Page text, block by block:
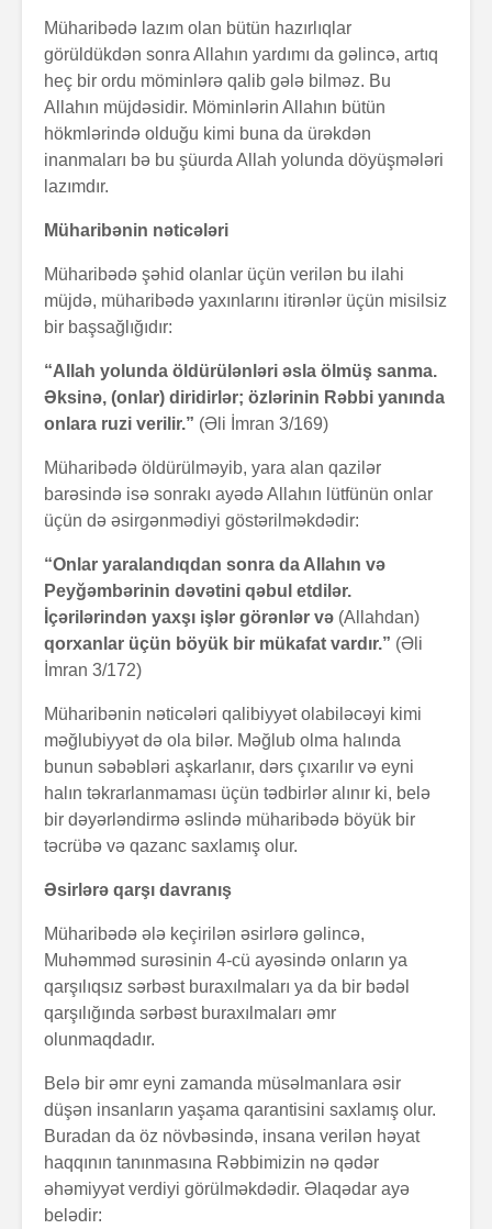
Müharibədə lazım olan bütün hazırlıqlar
görüldükdən sonra Allahın yardımı da gəlincə, artıq
heç bir ordu möminlərə qalib gələ bilməz. Bu
Allahın müjdəsidir. Möminlərin Allahın bütün
hökmlərində olduğu kimi buna da ürəkdən
inanmaları bə bu şüurda Allah yolunda döyüşmələri
lazımdır.
Müharibənin nəticələri
Müharibədə şəhid olanlar üçün verilən bu ilahi
müjdə, müharibədə yaxınlarını itirənlər üçün misilsiz
bir başsağlığıdır:
“Allah yolunda öldürülənləri əsla ölmüş sanma.
Əksinə, (onlar) diridirlər; özlərinin Rəbbi yanında
onlara ruzi verilir.” (Əli İmran 3/169)
Müharibədə öldürülməyib, yara alan qazilər
barəsində isə sonrakı ayədə Allahın lütfünün onlar
üçün də əsirgənmədiyi göstərilməkdədir:
“Onlar yaralandıqdan sonra da Allahın və
Peyğəmbərinin dəvətini qəbul etdilər.
İçərilərindən yaxşı işlər görənlər və (Allahdan)
qorxanlar üçün böyük bir mükafat vardır.” (Əli
İmran 3/172)
Müharibənin nəticələri qalibiyyət olabiləcəyi kimi
məğlubiyyət də ola bilər. Məğlub olma halında
bunun səbəbləri aşkarlanır, dərs çıxarılır və eyni
halın təkrarlanmaması üçün tədbirlər alınır ki, belə
bir dəyərləndirmə əslində müharibədə böyük bir
təcrübə və qazanc saxlamış olur.
Əsirlərə qarşı davranış
Müharibədə ələ keçirilən əsirlərə gəlincə,
Muhəmməd surəsinin 4-cü ayəsində onların ya
qarşılıqsız sərbəst buraxılmaları ya da bir bədəl
qarşılığında sərbəst buraxılmaları əmr
olunmaqdadır.
Belə bir əmr eyni zamanda müsəlmanlara əsir
düşən insanların yaşama qarantisini saxlamış olur.
Buradan da öz növbəsində, insana verilən həyat
haqqının tanınmasına Rəbbimizin nə qədər
əhəmiyyət verdiyi görülməkdədir. Əlaqədar ayə
belədir: